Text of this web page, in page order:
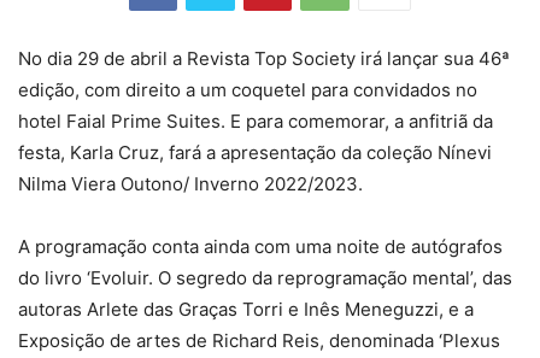
No dia 29 de abril a Revista Top Society irá lançar sua 46ª
edição, com direito a um coquetel para convidados no
hotel Faial Prime Suites. E para comemorar, a anfitriã da
festa, Karla Cruz, fará a apresentação da coleção Nínevi
Nilma Viera Outono/ Inverno 2022/2023.
A programação conta ainda com uma noite de autógrafos
do livro ‘Evoluir. O segredo da reprogramação mental’, das
autoras Arlete das Graças Torri e Inês Meneguzzi, e a
Exposição de artes de Richard Reis, denominada ‘Plexus